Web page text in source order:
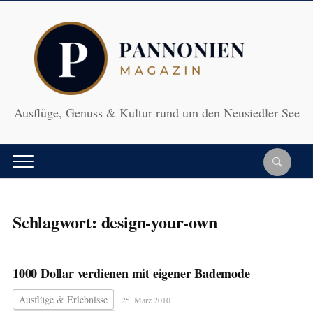
Ausflüge, Genuss & Kultur rund um den Neusiedler See
Schlagwort: design-your-own
1000 Dollar verdienen mit eigener Bademode
Ausflüge & Erlebnisse 25. März 2010